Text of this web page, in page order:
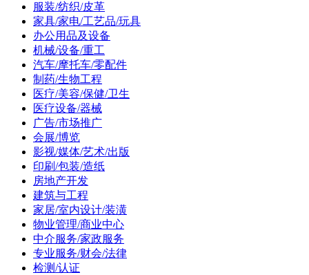
服装/纺织/皮革
家具/家电/工艺品/玩具
办公用品及设备
机械/设备/重工
汽车/摩托车/零配件
制药/生物工程
医疗/美容/保健/卫生
医疗设备/器械
广告/市场推广
会展/博览
影视/媒体/艺术/出版
印刷/包装/造纸
房地产开发
建筑与工程
家居/室内设计/装潢
物业管理/商业中心
中介服务/家政服务
专业服务/财会/法律
检测/认证